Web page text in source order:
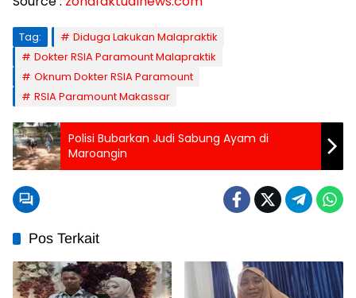
Tag:
Diduga Lakukan Malapraktik
Dokter RSIA Paramount Malapraktik
Oknum Dokter RSIA Paramount
RSIA Paramount Makassar
Polisi Bubarkan Judi Sabung Ayam di
Maroangin
Pos Terkait